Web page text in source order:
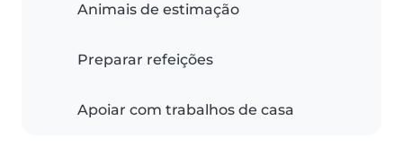
Animais de estimação
Preparar refeições
Apoiar com trabalhos de casa